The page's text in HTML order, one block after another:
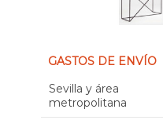
GASTOS DE ENVÍO
Sevilla y área
metropolitana